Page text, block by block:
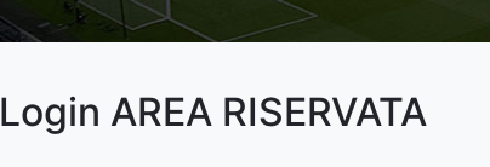
Login AREA RISERVATA